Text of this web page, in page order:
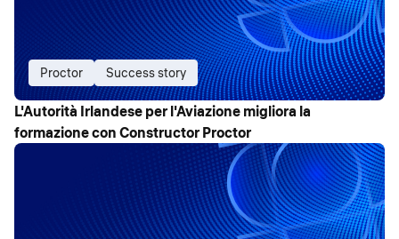
Proctor Success story
L'Autorità Irlandese per l'Aviazione migliora la
formazione con Constructor Proctor